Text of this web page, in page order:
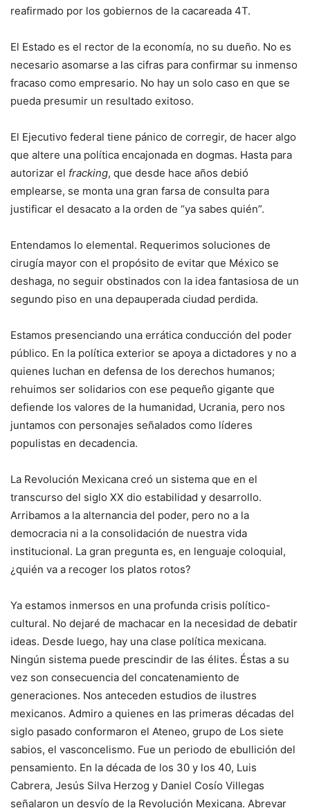
reafirmado por los gobiernos de la cacareada 4T.
El Estado es el rector de la economía, no su dueño. No es
necesario asomarse a las cifras para confirmar su inmenso
fracaso como empresario. No hay un solo caso en que se
pueda presumir un resultado exitoso.
El Ejecutivo federal tiene pánico de corregir, de hacer algo
que altere una política encajonada en dogmas. Hasta para
autorizar el fracking, que desde hace años debió
emplearse, se monta una gran farsa de consulta para
justificar el desacato a la orden de “ya sabes quién”.
Entendamos lo elemental. Requerimos soluciones de
cirugía mayor con el propósito de evitar que México se
deshaga, no seguir obstinados con la idea fantasiosa de un
segundo piso en una depauperada ciudad perdida.
Estamos presenciando una errática conducción del poder
público. En la política exterior se apoya a dictadores y no a
quienes luchan en defensa de los derechos humanos;
rehuimos ser solidarios con ese pequeño gigante que
defiende los valores de la humanidad, Ucrania, pero nos
juntamos con personajes señalados como líderes
populistas en decadencia.
La Revolución Mexicana creó un sistema que en el
transcurso del siglo XX dio estabilidad y desarrollo.
Arribamos a la alternancia del poder, pero no a la
democracia ni a la consolidación de nuestra vida
institucional. La gran pregunta es, en lenguaje coloquial,
¿quién va a recoger los platos rotos?
Ya estamos inmersos en una profunda crisis político-
cultural. No dejaré de machacar en la necesidad de debatir
ideas. Desde luego, hay una clase política mexicana.
Ningún sistema puede prescindir de las élites. Éstas a su
vez son consecuencia del concatenamiento de
generaciones. Nos anteceden estudios de ilustres
mexicanos. Admiro a quienes en las primeras décadas del
siglo pasado conformaron el Ateneo, grupo de Los siete
sabios, el vasconcelismo. Fue un periodo de ebullición del
pensamiento. En la década de los 30 y los 40, Luis
Cabrera, Jesús Silva Herzog y Daniel Cosío Villegas
señalaron un desvío de la Revolución Mexicana. Abrevar